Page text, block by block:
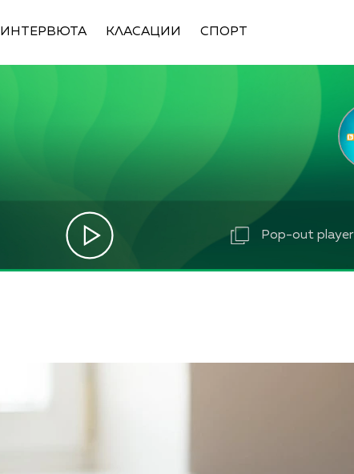
ИНТЕРВЮТА КЛАСАЦИИ СПОРТ
Pop-out player